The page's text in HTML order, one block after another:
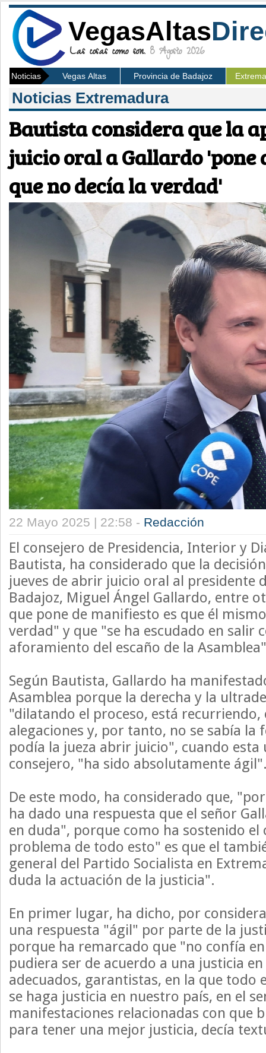
VegasAltas
Las cosas como son. 8 Agosto 2026
Noticias Vegas Altas Provincia de Badajoz
Noticias Extremadura
Bautista considera que la
juicio oral a Gallardo 'pone
que no decía la verdad'
22 Mayo 2025 | 22:58 - Redacción
El consejero de Presidencia, Interior y
Bautista, ha considerado que la
jueves de abrir juicio oral al presidente
Badajoz, Miguel Ángel Gallardo, entre
que pone de manifiesto es que él
verdad" y que "se ha escudado en salir
aforamiento del escaño de la
Según Bautista, Gallardo ha
Asamblea porque la derecha y la
"dilatando el proceso, está recurriendo,
alegaciones y, por tanto, no se sabía la
podía la jueza abrir juicio", cuando esta
consejero, "ha sido absolutamente
De este modo, ha considerado que,
ha dado una respuesta que el señor
en duda", porque como ha sostenido el
problema de todo esto" es que el
general del Partido Socialista en
duda la actuación de la justicia".
En primer lugar, ha dicho, por
una respuesta "ágil" por parte de la
porque ha remarcado que "no confía
pudiera ser de acuerdo a una justicia
adecuados, garantistas, en la que todo
se haga justicia en nuestro país, en el
manifestaciones relacionadas con que
para tener una mejor justicia, decía